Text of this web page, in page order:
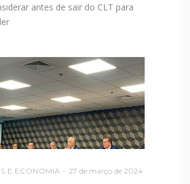
antes de sair do CLT para
E ECONOMIA 27 de março de 2024